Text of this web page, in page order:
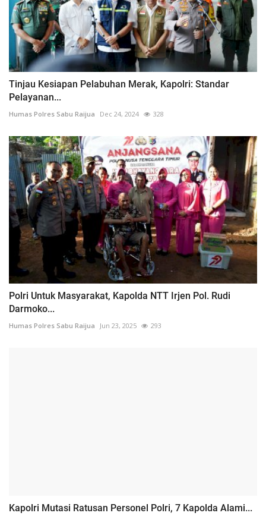
Tinjau Kesiapan Pelabuhan Merak, Kapolri: Standar
Pelayanan...
Humas Polres Sabu Raijua Dec 24, 2024 328
Polri Untuk Masyarakat, Kapolda NTT Irjen Pol. Rudi
Darmoko...
Humas Polres Sabu Raijua Jun 23, 2025 293
Kapolri Mutasi Ratusan Personel Polri, 7 Kapolda Alami...